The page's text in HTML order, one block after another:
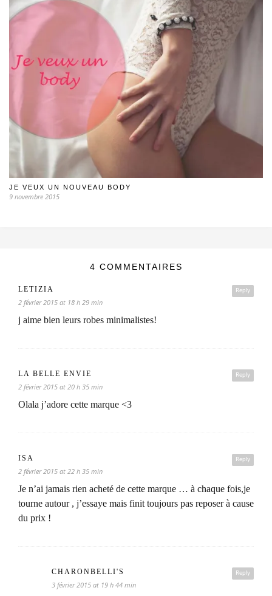
JE VEUX UN NOUVEAU BODY
9 novembre 2015
4 COMMENTAIRES
Reply
LETIZIA
2 février 2015 at 18 h 29 min
j aime bien leurs robes minimalistes!
Reply
LA BELLE ENVIE
2 février 2015 at 20 h 35 min
Olala j’adore cette marque <3
Reply
ISA
2 février 2015 at 22 h 35 min
Je n’ai jamais rien acheté de cette marque … à chaque fois,je
tourne autour , j’essaye mais finit toujours pas reposer à cause
du prix !
Reply
CHARONBELLI'S
3 février 2015 at 19 h 44 min